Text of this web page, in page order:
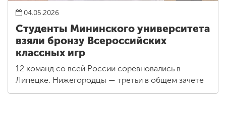
04.05.2026
Студенты Мининского университета
взяли бронзу Всероссийских
классных игр
12 команд со всей России соревновались в
Липецке. Нижегородцы — третьи в общем зачете